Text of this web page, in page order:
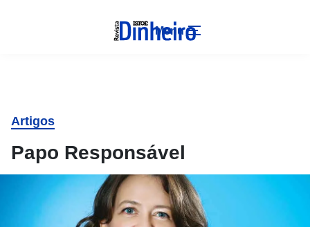
Menu
Artigos
Papo Responsável